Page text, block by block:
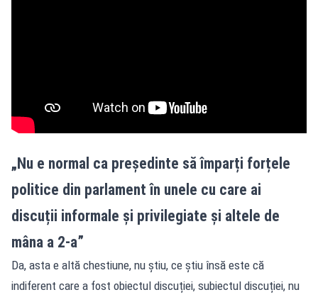
„Nu e normal ca președinte să împarți forțele
politice din parlament în unele cu care ai
discuții informale și privilegiate și altele de
mâna a 2-a”
Da, asta e altă chestiune, nu știu, ce știu însă este că
indiferent care a fost obiectul discuției, subiectul discuției, nu